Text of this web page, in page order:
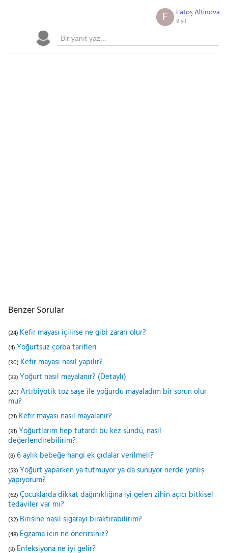
Fatoş Altinova
8 yıl
F
Benzer Sorular
(24) Kefir mayası içilirse ne gibi zararı olur?
(4) Yoğurtsuz çorba tarifleri
(30) Kefir mayası nasıl yapılır?
(33) Yoğurt nasıl mayalanır? (Detaylı)
(20) Artıbiyotik toz saşe ile yoğurdu mayaladım bir sorun olur
mu?
(21) Kefir mayası nasıl mayalanır?
(31) Yoğurtlarım hep tutardı bu kez sündü, nasıl
değerlendirebilirim?
(8) 6 aylık bebeğe hangi ek gıdalar verilmeli?
(53) Yoğurt yaparken ya tutmuyor ya da sünüyor nerde yanlış
yapıyorum?
(62) Çocuklarda dikkat dağınıklığına iyi gelen zihin açıcı bitkisel
tedaviler var mı?
(32) Birisine nasıl sigarayı bıraktırabilirim?
(48) Egzama için ne önerirsiniz?
(8) Enfeksiyona ne iyi gelir?